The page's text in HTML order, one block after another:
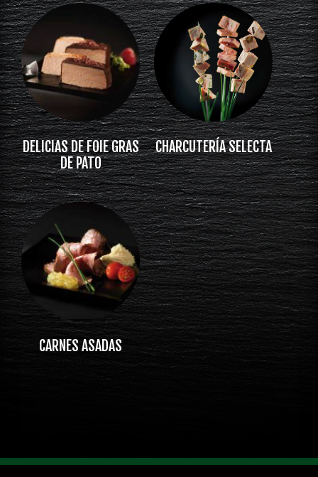
DELICIAS DE FOIE GRAS
DE PATO
CHARCUTERÍA SELECTA
CARNES ASADAS